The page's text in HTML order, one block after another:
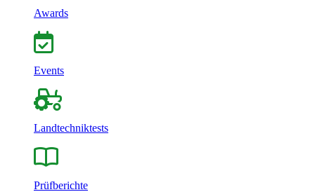
Awards
Events
Landtechniktests
Prüfberichte